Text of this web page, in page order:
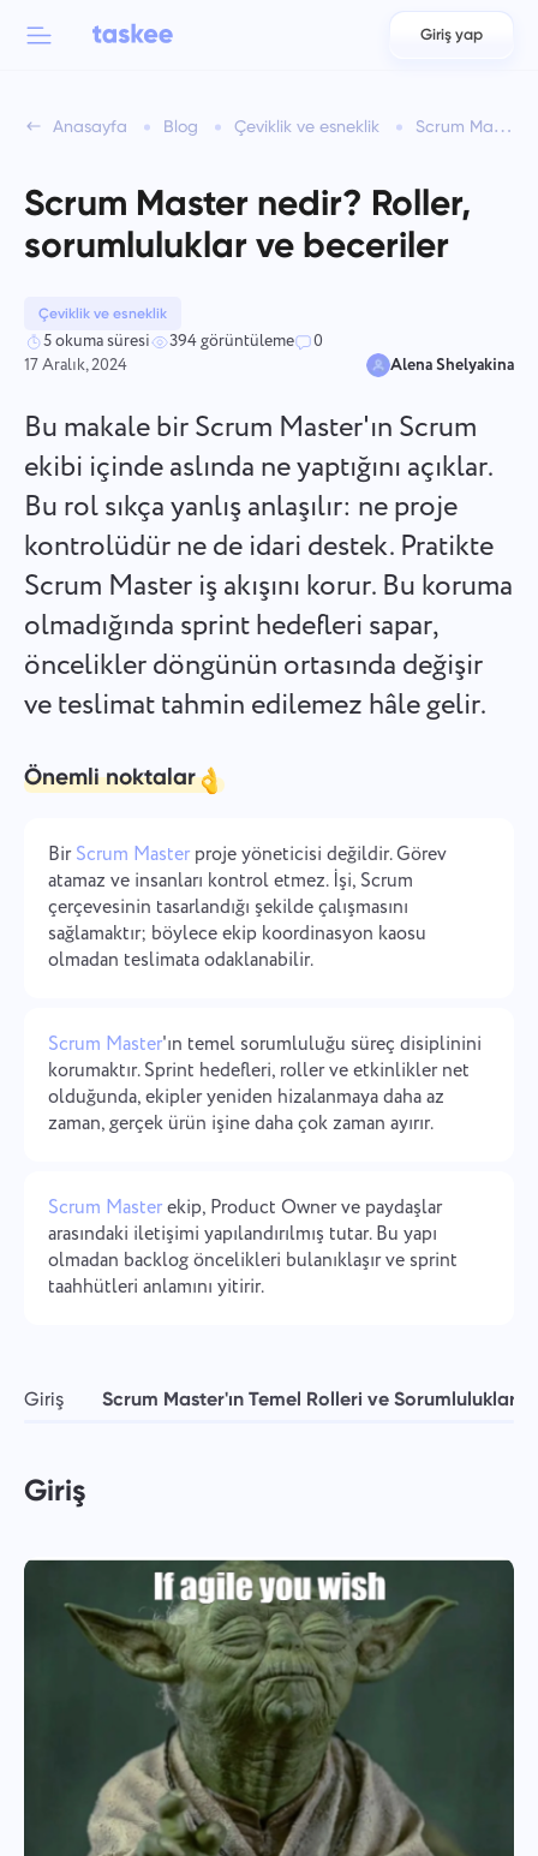
العربية
Azərbaycan
日本語
Deutsch
English
Español
Français
עברית
中文 (中国)
Kiswahili
Русский
Oʻzbek
Türkçe
Tiếng Việt
Giriş yap
Anasayfa Blog Çeviklik ve esneklik Scrum Master nedir? Roller, sorumluluklar ve beceriler
Scrum Master nedir? Roller,
sorumluluklar ve beceriler
Çeviklik ve esneklik
5 okuma süresi 394 görüntüleme
0
17 Aralık, 2024
Alena Shelyakina
Bu makale bir Scrum Master'ın Scrum
ekibi içinde aslında ne yaptığını açıklar.
Bu rol sıkça yanlış anlaşılır: ne proje
kontrolüdür ne de idari destek. Pratikte
Scrum Master iş akışını korur. Bu koruma
olmadığında sprint hedefleri sapar,
öncelikler döngünün ortasında değişir
ve teslimat tahmin edilemez hâle gelir.
Önemli noktalar
BirScrum Master proje yöneticisi değildir. Görev
atamaz ve insanları kontrol etmez. İşi, Scrum
çerçevesinin tasarlandığı şekilde çalışmasını
sağlamaktır; böylece ekip koordinasyon kaosu
olmadan teslimata odaklanabilir.
Scrum Master'ın temel sorumluluğu süreç disiplinini
korumaktır. Sprint hedefleri, roller ve etkinlikler net
olduğunda, ekipler yeniden hizalanmaya daha az
zaman, gerçek ürün işine daha çok zaman ayırır.
Scrum Masterekip, Product Owner ve paydaşlar
arasındaki iletişimi yapılandırılmış tutar. Bu yapı
olmadan backlog öncelikleri bulanıklaşır ve sprint
taahhütleri anlamını yitirir.
Giriş Scrum Master'ın Temel Rolleri ve Sorumlulukları
Giriş
Taskee özellikleri
Hakkında bilgi edinin 7 daha fazla ilham verici özellik
Görev süresini izleyin, iş arkadaşlarınızı izleyin ve zamanı
manuel olarak ekleyin.
Görevler
Bir görev oluşturun, iş arkadaşlarınızla üzerinde çalışın ve
tamamlandığında kapatın.
Raporlar
Her projede harcanan süre hakkında raporlar kullanarak
Kanban tahtasında görevleri yönetin, görevleri filtreleyin ve
tahtanızı büyütün
Proje yönetimi
Şirket yönetimi
Bir şirket oluşturun, kullanıcıları davet edin ve ekip
Takımlar için
Endüstriler
Şirket türü